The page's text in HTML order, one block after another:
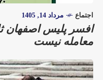
اجتماع مرداد 14, 1405
افسر پلیس اصفهان
معامله نیست